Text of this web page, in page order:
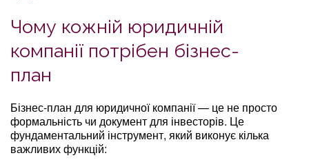
Чому кожній юридичній
компанії потрібен бізнес-
план
Бізнес-план для юридичної компанії — це не просто
формальність чи документ для інвесторів. Це
фундаментальний інструмент, який виконує кілька
важливих функцій: